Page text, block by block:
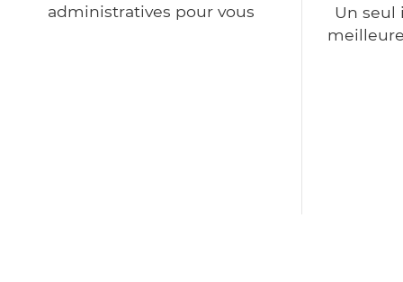
administratives pour vous
Un seul